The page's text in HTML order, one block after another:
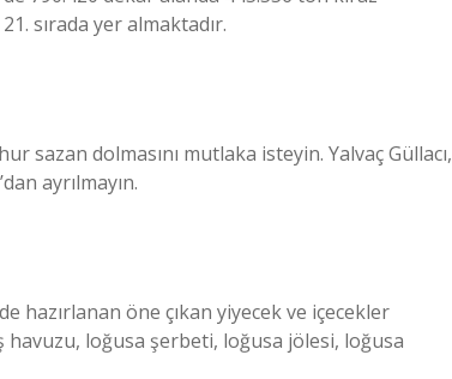
sırada yer almaktadır.
sazan dolmasını mutlaka isteyin. Yalvaç Güllacı,
ayrılmayın.
hazırlanan öne çıkan yiyecek ve içecekler
havuzu, loğusa şerbeti, loğusa jölesi, loğusa